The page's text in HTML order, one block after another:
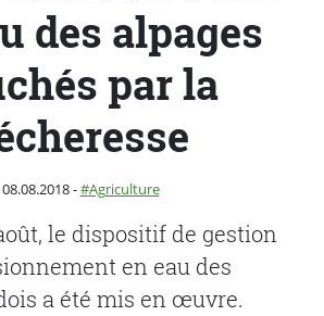
des alpages
par la
Publié le
08.08.2018-Catégorie :
Agriculture
le dispositif de gestion
en eau des
a été mis en œuvre.